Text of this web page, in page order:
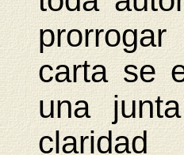
carta se
una